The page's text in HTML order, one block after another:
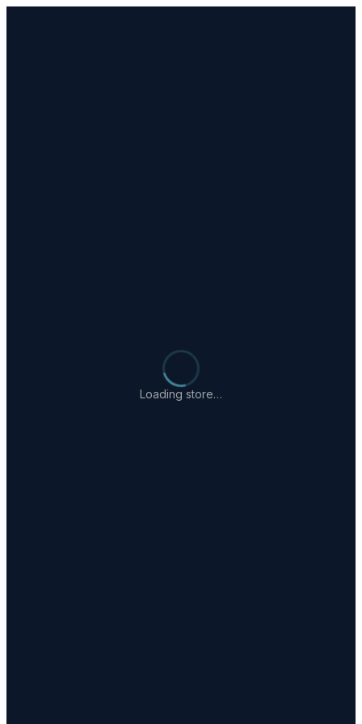
Loading store…